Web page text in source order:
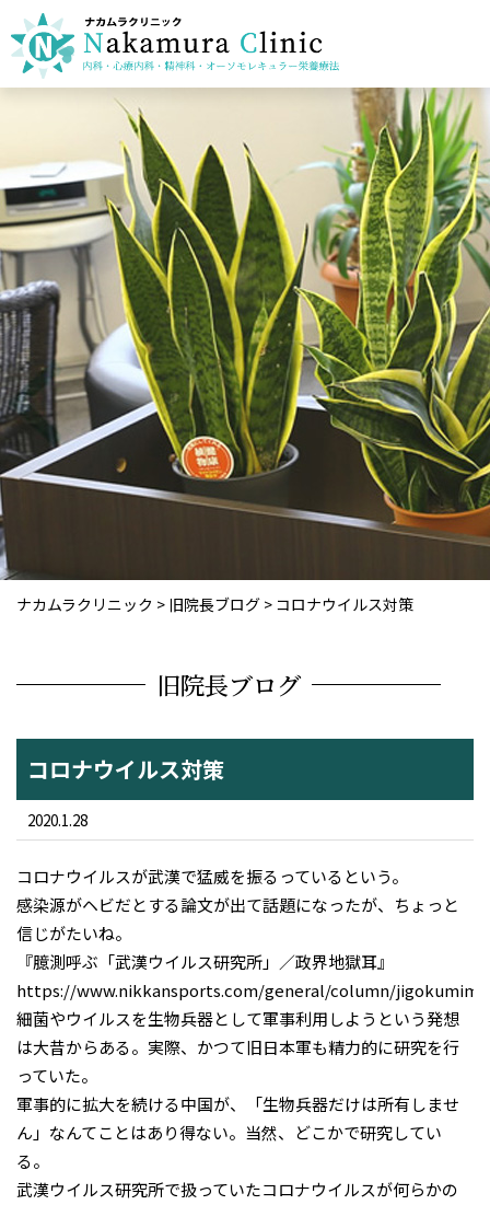
ナカムラクリニック > 旧院長ブログ > コロナウイルス対策
旧院長ブログ
コロナウイルス対策
2020.1.28
コロナウイルスが武漢で猛威を振るっているという。
感染源がヘビだとする論文が出て話題になったが、ちょっと
信じがたいね。
『臆測呼ぶ「武漢ウイルス研究所」／政界地獄耳』
https://www.nikkansports.com/general/column/jigokumimi/
細菌やウイルスを生物兵器として軍事利用しようという発想
は大昔からある。実際、かつて旧日本軍も精力的に研究を行
っていた。
軍事的に拡大を続ける中国が、「生物兵器だけは所有しませ
ん」なんてことはあり得ない。当然、どこかで研究してい
る。
武漢ウイルス研究所で扱っていたコロナウイルスが何らかの